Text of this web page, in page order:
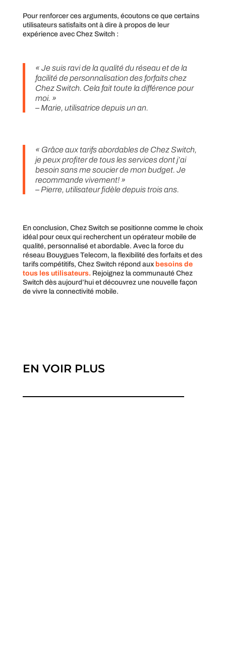
Pour renforcer ces arguments, écoutons ce que certains
utilisateurs satisfaits ont à dire à propos de leur
expérience avec Chez Switch :
« Je suis ravi de la qualité du réseau et de la
facilité de personnalisation des forfaits chez
Chez Switch. Cela fait toute la différence pour
moi. »
– Marie, utilisatrice depuis un an.
« Grâce aux tarifs abordables de Chez Switch,
je peux profiter de tous les services dont j’ai
besoin sans me soucier de mon budget. Je
recommande vivement! »
– Pierre, utilisateur fidèle depuis trois ans.
En conclusion, Chez Switch se positionne comme le choix
idéal pour ceux qui recherchent un opérateur mobile de
qualité, personnalisé et abordable. Avec la force du
réseau Bouygues Telecom, la flexibilité des forfaits et des
tarifs compétitifs, Chez Switch répond aux besoins de
tous les utilisateurs.Rejoignez la communauté Chez
Switch dès aujourd’hui et découvrez une nouvelle façon
de vivre la connectivité mobile.
EN VOIR PLUS